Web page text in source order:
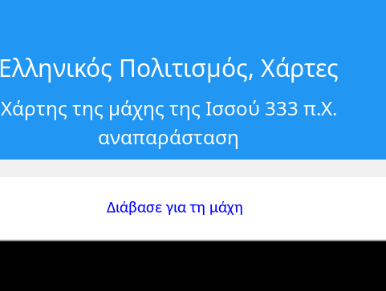
Ελληνικός Πολιτισμός, Χάρτες
Χάρτης της μάχης της Ισσού 333 π.Χ.
αναπαράσταση
Διάβασε για τη μάχη